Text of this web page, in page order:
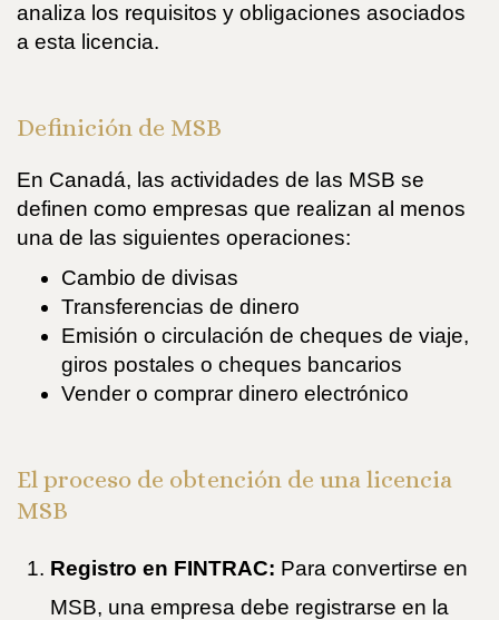
analiza los requisitos y obligaciones asociados
a esta licencia.
Definición de MSB
En Canadá, las actividades de las MSB se
definen como empresas que realizan al menos
una de las siguientes operaciones:
Cambio de divisas
Transferencias de dinero
Emisión o circulación de cheques de viaje,
giros postales o cheques bancarios
Vender o comprar dinero electrónico
El proceso de obtención de una licencia
MSB
Registro en FINTRAC: Para convertirse en
MSB, una empresa debe registrarse en la